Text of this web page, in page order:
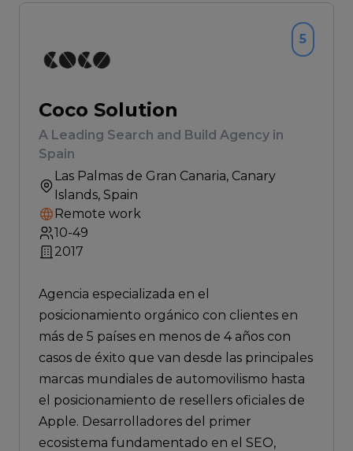
Coco Solution
A Leading Search and Build Agency in
Spain
Las Palmas de Gran Canaria, Canary
Islands, Spain
Remote work
10-49
2017
5
Agencia especializada en el
posicionamiento orgánico con clientes en
más de 5 países en menos de 4 años con
casos de éxito que van desde las principales
marcas mundiales de automovilismo hasta
el posicionamiento de resellers oficiales de
Apple. Desarrolladores del primer
ecosistema fundamentado en el SEO,